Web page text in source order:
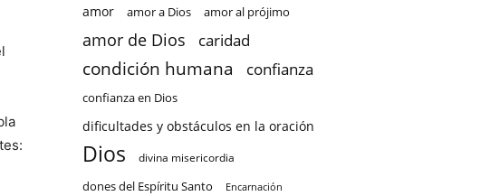
amor amor a Dios amor al prójimo
amor de Dios caridad
condición humana confianza
confianza en Dios
dificultades y obstáculos en la oración
Dios divina misericordia
dones del Espíritu Santo Encarnación